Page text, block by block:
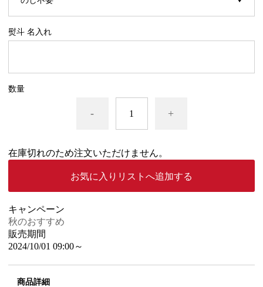
熨斗 名入れ
数量
- +
在庫切れのため注文いただけません。
お気に入りリストへ追加する
キャンペーン
秋のおすすめ
販売期間
2024/10/01 09:00～
商品詳細